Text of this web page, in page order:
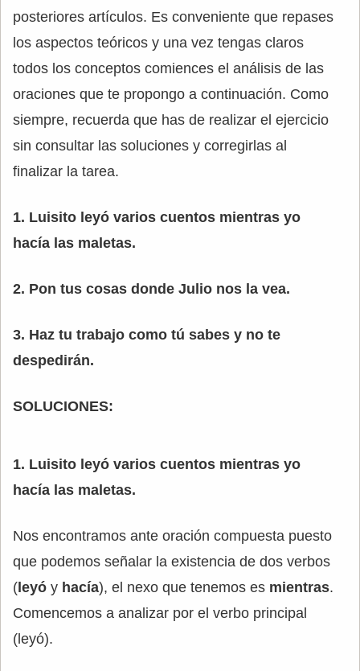
posteriores artículos. Es conveniente que repases
los aspectos teóricos y una vez tengas claros
todos los conceptos comiences el análisis de las
oraciones que te propongo a continuación. Como
siempre, recuerda que has de realizar el ejercicio
sin consultar las soluciones y corregirlas al
finalizar la tarea.
1. Luisito leyó varios cuentos mientras yo
hacía las maletas.
2. Pon tus cosas donde Julio nos la vea.
3. Haz tu trabajo como tú sabes y no te
despedirán.
SOLUCIONES:
1. Luisito leyó varios cuentos mientras yo
hacía las maletas.
Nos encontramos ante oración compuesta puesto
que podemos señalar la existencia de dos verbos
(leyó y hacía), el nexo que tenemos es mientras.
Comencemos a analizar por el verbo principal
(leyó).